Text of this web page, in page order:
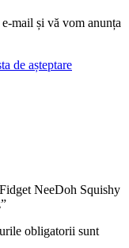
mail și vă vom anunța
de așteptare
NeeDoh Squishy
obligatorii sunt